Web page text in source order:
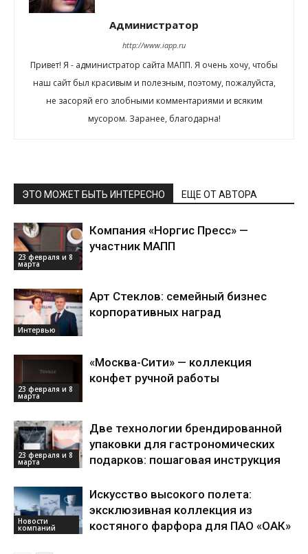
Администратор
http://www.iapp.ru
Привет! Я - администратор сайта МАПП. Я очень хочу, чтобы
наш сайт был красивым и полезным, поэтому, пожалуйста,
не засоряй его злобными комментариями и всяким
мусором. Заранее, благодарна!
ЭТО МОЖЕТ БЫТЬ ИНТЕРЕСНО ЕЩЕ ОТ АВТОРА
23 февраля и 8
марта
Компания «Норгис Пресс» —
участник МАПП
Интервью
Арт Стеклов: семейный бизнес
корпоративных наград
23 февраля и 8
марта
«Москва-Сити» — коллекция
конфет ручной работы
23 февраля и 8
марта
Две технологии брендированной
упаковки для гастрономических
подарков: пошаговая инструкция
Новости
компаний
Искусство высокого полета:
эксклюзивная коллекция из
костяного фарфора для ПАО «ОАК»